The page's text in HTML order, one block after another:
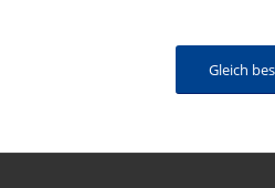
Gleich